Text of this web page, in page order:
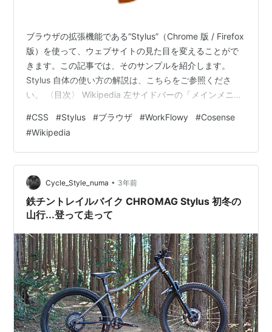
ブラウザの拡張機能である“Stylus”（Chrome 版 / Firefox
版）を使って、ウェブサイトの見た目を変えることがで
きます。この記事では、そのサンプルを紹介します。
Stylus 自体の使い方の解説は、こちらをご参照くださ
い。 〈目次〉 Wikipedia 左サイドバーの「メインメニュ
制限する Yahoo! ニュース コメント欄を非表示にする
Cosense 相互リンクの末尾の矢印アイコンを非表示にす
る Cosenseのページに掲載した画像をマウスでクリック
して大きく表示したとき、画像の縦の長さを制限する ペ
ージタイトルの…
#CSS #Stylus #ブラウザ #WorkFlowy #Cosense
#Wikipedia
Cycle_Style_numa • 3年前
鉄チントレイルバイク CHROMAG Stylus 初冬の
山行...登って走って